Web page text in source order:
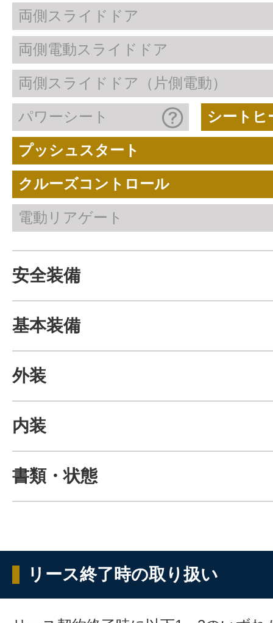
両側スライドドア
両側電動スライドドア
両側スライドドア（片側電動）
パワーシート シートヒ
プッシュスタート
クルーズコントロール
電動リアゲート
安全装備
基本装備
外装
内装
書類・状態
リース終了時の取り扱い